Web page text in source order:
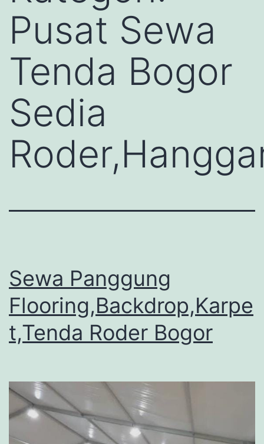
Pusat Sewa
Tenda Bogor
Sedia
Sewa Panggung
Flooring,Backdrop,Karpe
t,Tenda Roder Bogor